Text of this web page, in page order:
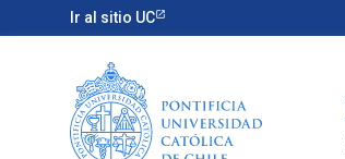
Ir al sitio UC